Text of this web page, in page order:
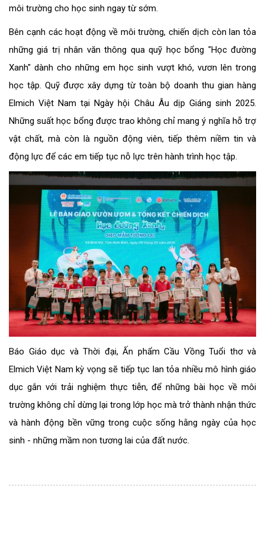
môi trường cho học sinh ngay từ sớm.
Bên cạnh các hoạt động về môi trường, chiến dịch còn lan tỏa
những giá trị nhân văn thông qua quỹ học bổng "Học đường
Xanh" dành cho những em học sinh vượt khó, vươn lên trong
học tập. Quỹ được xây dựng từ toàn bộ doanh thu gian hàng
Elmich Việt Nam tại Ngày hội Châu Âu dịp Giáng sinh 2025.
Những suất học bổng được trao không chỉ mang ý nghĩa hỗ trợ
vật chất, mà còn là nguồn động viên, tiếp thêm niềm tin và
động lực để các em tiếp tục nỗ lực trên hành trình học tập.
Báo Giáo dục và Thời đại, Ấn phẩm Cầu Vồng Tuổi thơ và
Elmich Việt Nam kỳ vọng sẽ tiếp tục lan tỏa nhiều mô hình giáo
dục gắn với trải nghiệm thực tiễn, để những bài học về môi
trường không chỉ dừng lại trong lớp học mà trở thành nhận thức
và hành động bền vững trong cuộc sống hằng ngày của học
sinh - những mầm non tương lai của đất nước.